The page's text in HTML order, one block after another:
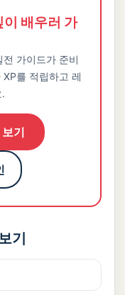
이 배우러 가
가이드가 준비
를 적립하고 레
기
기